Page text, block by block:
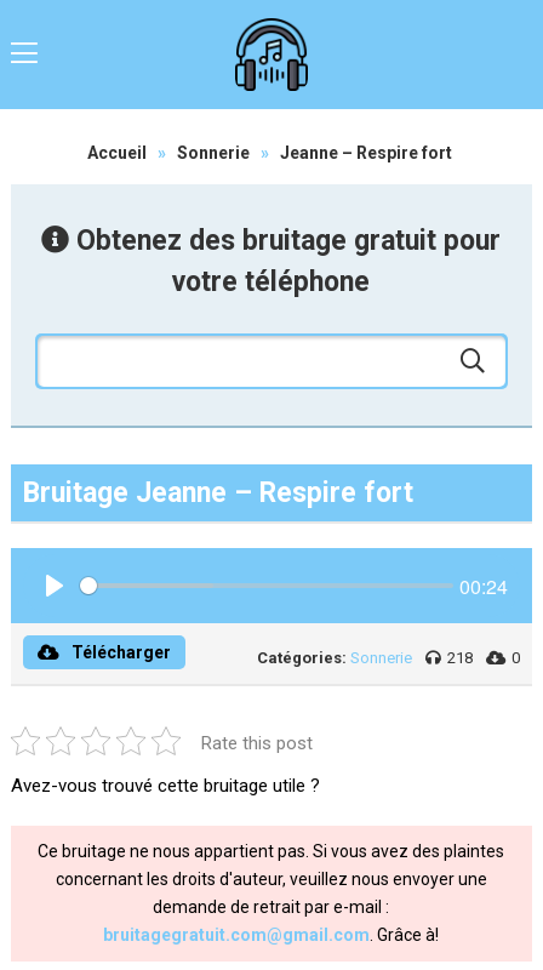
Accueil » Sonnerie » Jeanne – Respire fort
Obtenez des bruitage gratuit pour
votre téléphone
Bruitage Jeanne – Respire fort
00:24
Télécharger Catégories: Sonnerie 218 0
Rate this post
Avez-vous trouvé cette bruitage utile ?
Ce bruitage ne nous appartient pas. Si vous avez des plaintes
concernant les droits d'auteur, veuillez nous envoyer une
demande de retrait par e-mail :
bruitagegratuit.com@gmail.com . Grâce à!